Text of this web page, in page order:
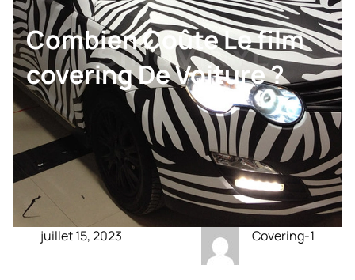
Combien Coûte Le film
covering De Voiture ?
juillet 15, 2023 Covering-1